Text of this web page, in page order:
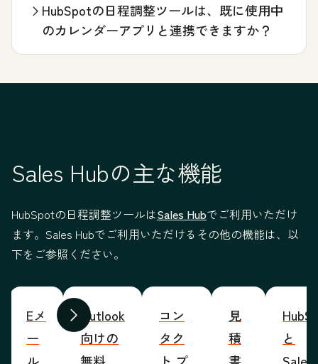
HubSpotの日程調整ツールは、既に使用中
のカレンダーアプリと連携できますか？
Sales Hubの主な機能
HubSpotの日程調整ツールはSales Hubでご利用いただけ
ます。Sales Hubでご利用いただけるその他の機能は、以
下をご参照ください。
前へ 次へ
Eメ
ー
ル
Outlook
向けの
無料
コン
タク
ト プ
見
積
書
と